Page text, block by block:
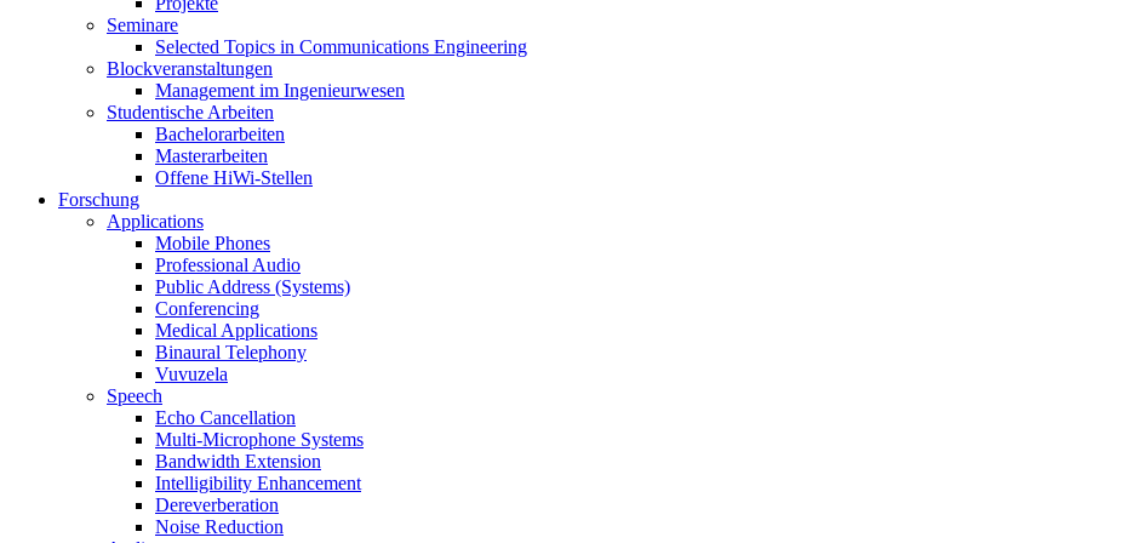
Seminare
Selected Topics in Communications Engineering
Blockveranstaltungen
Management im Ingenieurwesen
Studentische Arbeiten
Bachelorarbeiten
Masterarbeiten
Offene HiWi-Stellen
Forschung
Applications
Mobile Phones
Professional Audio
Public Address (Systems)
Conferencing
Medical Applications
Binaural Telephony
Vuvuzela
Speech
Echo Cancellation
Multi-Microphone Systems
Bandwidth Extension
Intelligibility Enhancement
Dereverberation
Noise Reduction